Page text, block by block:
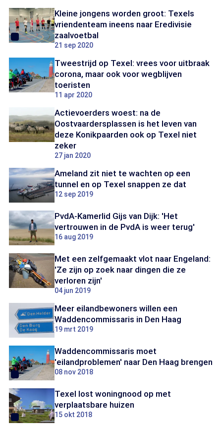
Kleine jongens worden groot: Texels
vriendenteam ineens naar Eredivisie
zaalvoetbal
21 sep 2020
Tweestrijd op Texel: vrees voor uitbraak
corona, maar ook voor wegblijven
toeristen
11 apr 2020
Actievoerders woest: na de
Oostvaardersplassen is het leven van
deze Konikpaarden ook op Texel niet
zeker
27 jan 2020
Ameland zit niet te wachten op een
tunnel en op Texel snappen ze dat
12 sep 2019
PvdA-Kamerlid Gijs van Dijk: 'Het
vertrouwen in de PvdA is weer terug'
16 aug 2019
Met een zelfgemaakt vlot naar Engeland:
'Ze zijn op zoek naar dingen die ze
verloren zijn'
04 jun 2019
Meer eilandbewoners willen een
Waddencommissaris in Den Haag
19 mrt 2019
Waddencommissaris moet
'eilandproblemen' naar Den Haag brengen
08 nov 2018
Texel lost woningnood op met
verplaatsbare huizen
15 okt 2018